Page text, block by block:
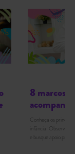
8 marcos
Conheça os
infância! Observe e
e busque apoio